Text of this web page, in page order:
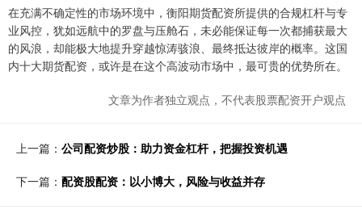
在充满不确定性的市场环境中，衡阳期货配资所提供的合规杠杆与专
业风控，犹如远航中的罗盘与压舱石，未必能保证每一次都捕获最大
的风浪，却能极大地提升穿越惊涛骇浪、最终抵达彼岸的概率。这国
内十大期货配资，或许是在这个高波动市场中，最可贵的优势所在。
文章为作者独立观点，不代表股票配资开户观点
上一篇： 公司配资炒股：助力资金杠杆，把握投资机遇
下一篇： 配资股配资：以小博大，风险与收益并存